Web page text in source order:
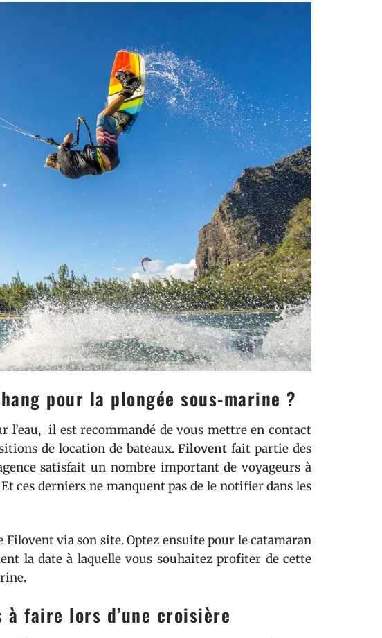
pour la plongée sous-marine ?
l’eau, il est recommandé de vous mettre en contact
de location de bateaux.Filovent fait partie des
satisfait un nombre important de voyageurs à
ces derniers ne manquent pas de le notifier dans les
Filovent via son site. Optez ensuite pour le catamaran
la date à laquelle vous souhaitez profiter de cette
faire lors d’une croisière